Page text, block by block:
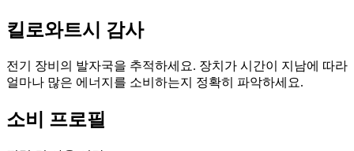
킬로와트시 감사
전기 장비의 발자국을 추적하세요. 장치가 시간이 지남에 따라
얼마나 많은 에너지를 소비하는지 정확히 파악하세요.
소비 프로필